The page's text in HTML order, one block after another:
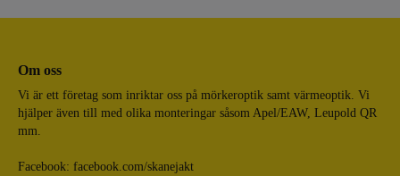
Om oss
Vi är ett företag som inriktar oss på mörkeroptik samt värmeoptik. Vi
hjälper även till med olika monteringar såsom Apel/EAW, Leupold QR
mm.
Facebook: facebook.com/skanejakt